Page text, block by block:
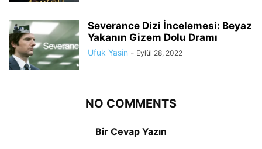
Severance Dizi İncelemesi: Beyaz
Yakanın Gizem Dolu Dramı
Ufuk Yasin - Eylül 28, 2022
NO COMMENTS
Bir Cevap Yazın